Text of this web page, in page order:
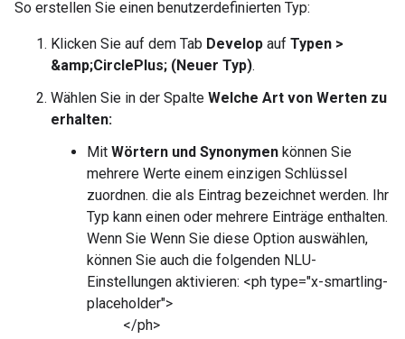
So erstellen Sie einen benutzerdefinierten Typ:
Klicken Sie auf dem Tab Develop auf Typen >
&amp;CirclePlus; (Neuer Typ).
Wählen Sie in der Spalte Welche Art von Werten zu
erhalten:
Mit Wörtern und Synonymen können Sie
mehrere Werte einem einzigen Schlüssel
zuordnen. die als Eintrag bezeichnet werden. Ihr
Typ kann einen oder mehrere Einträge enthalten.
Wenn Sie Wenn Sie diese Option auswählen,
können Sie auch die folgenden NLU-
Einstellungen aktivieren: <ph type="x-smartling-
placeholder">
</ph>